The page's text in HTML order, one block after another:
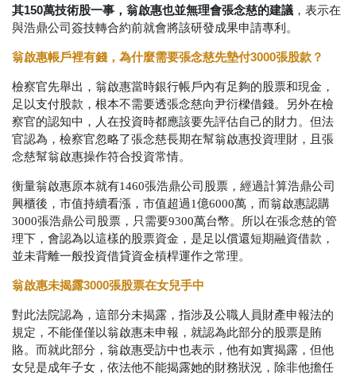
其150萬技術股一事，翁啟惠也並無理會張念慈的建議 ，表示在
與浩鼎公司簽技轉合約前就會將該研發成果申請專利。
翁啟惠帳戶裡有錢，為什麼需要張念慈先墊付3000張股款？
檢察官先舉出，翁啟惠當時銀行帳戶內有足夠的股票和現金，
足以支付股款，根本不需要透張念慈向尹衍樑借錢。另外在檢
察官的認知中，人在投資時都應該要先評估自己的財力。但法
官認為，檢察官忽略了張念慈長期在幫翁啟惠投資理財，且張
念慈幫翁啟惠操作符合投資常情。
衡量翁啟惠原本就有1460張浩鼎公司股票，經過計算浩鼎公司
興櫃後，市值持續看漲，市值超過1億6000萬，而翁啟惠認購
3000張浩鼎公司股票，只需要9300萬台幣。所以在張念慈的管
理下，會認為以這樣的股票資金，是足以償還短期融資借款，
並未背離一般投資借貸資金槓桿運作之常理。
翁啟惠未揭露3000張股票在女兒手中
對此法院認為，這部分未揭露，指涉及公職人員財產申報法的
規定，不能僅僅以翁啟惠未申報，就認為此部分的股票是賄
賂。而就此部分，翁啟惠受訪中也表示，他有如實揭露，但他
女兒是成年子女，依法他不能揭露她的財務狀況，除非他擔任